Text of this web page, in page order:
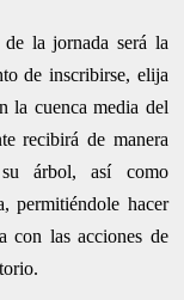
la jornada será la
de inscribirse, elija
la cuenca media del
recibirá de manera
árbol, así como
permitiéndole hacer
con las acciones de